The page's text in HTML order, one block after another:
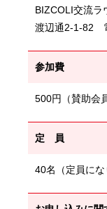
BIZCOLI交流
渡辺通2-1-82
参加費
500円（賛助会
定 員
40名（定員にな